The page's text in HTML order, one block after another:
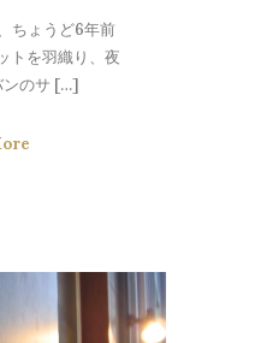
ちょうど6年前
トを羽織り、夜
ンのサ […]